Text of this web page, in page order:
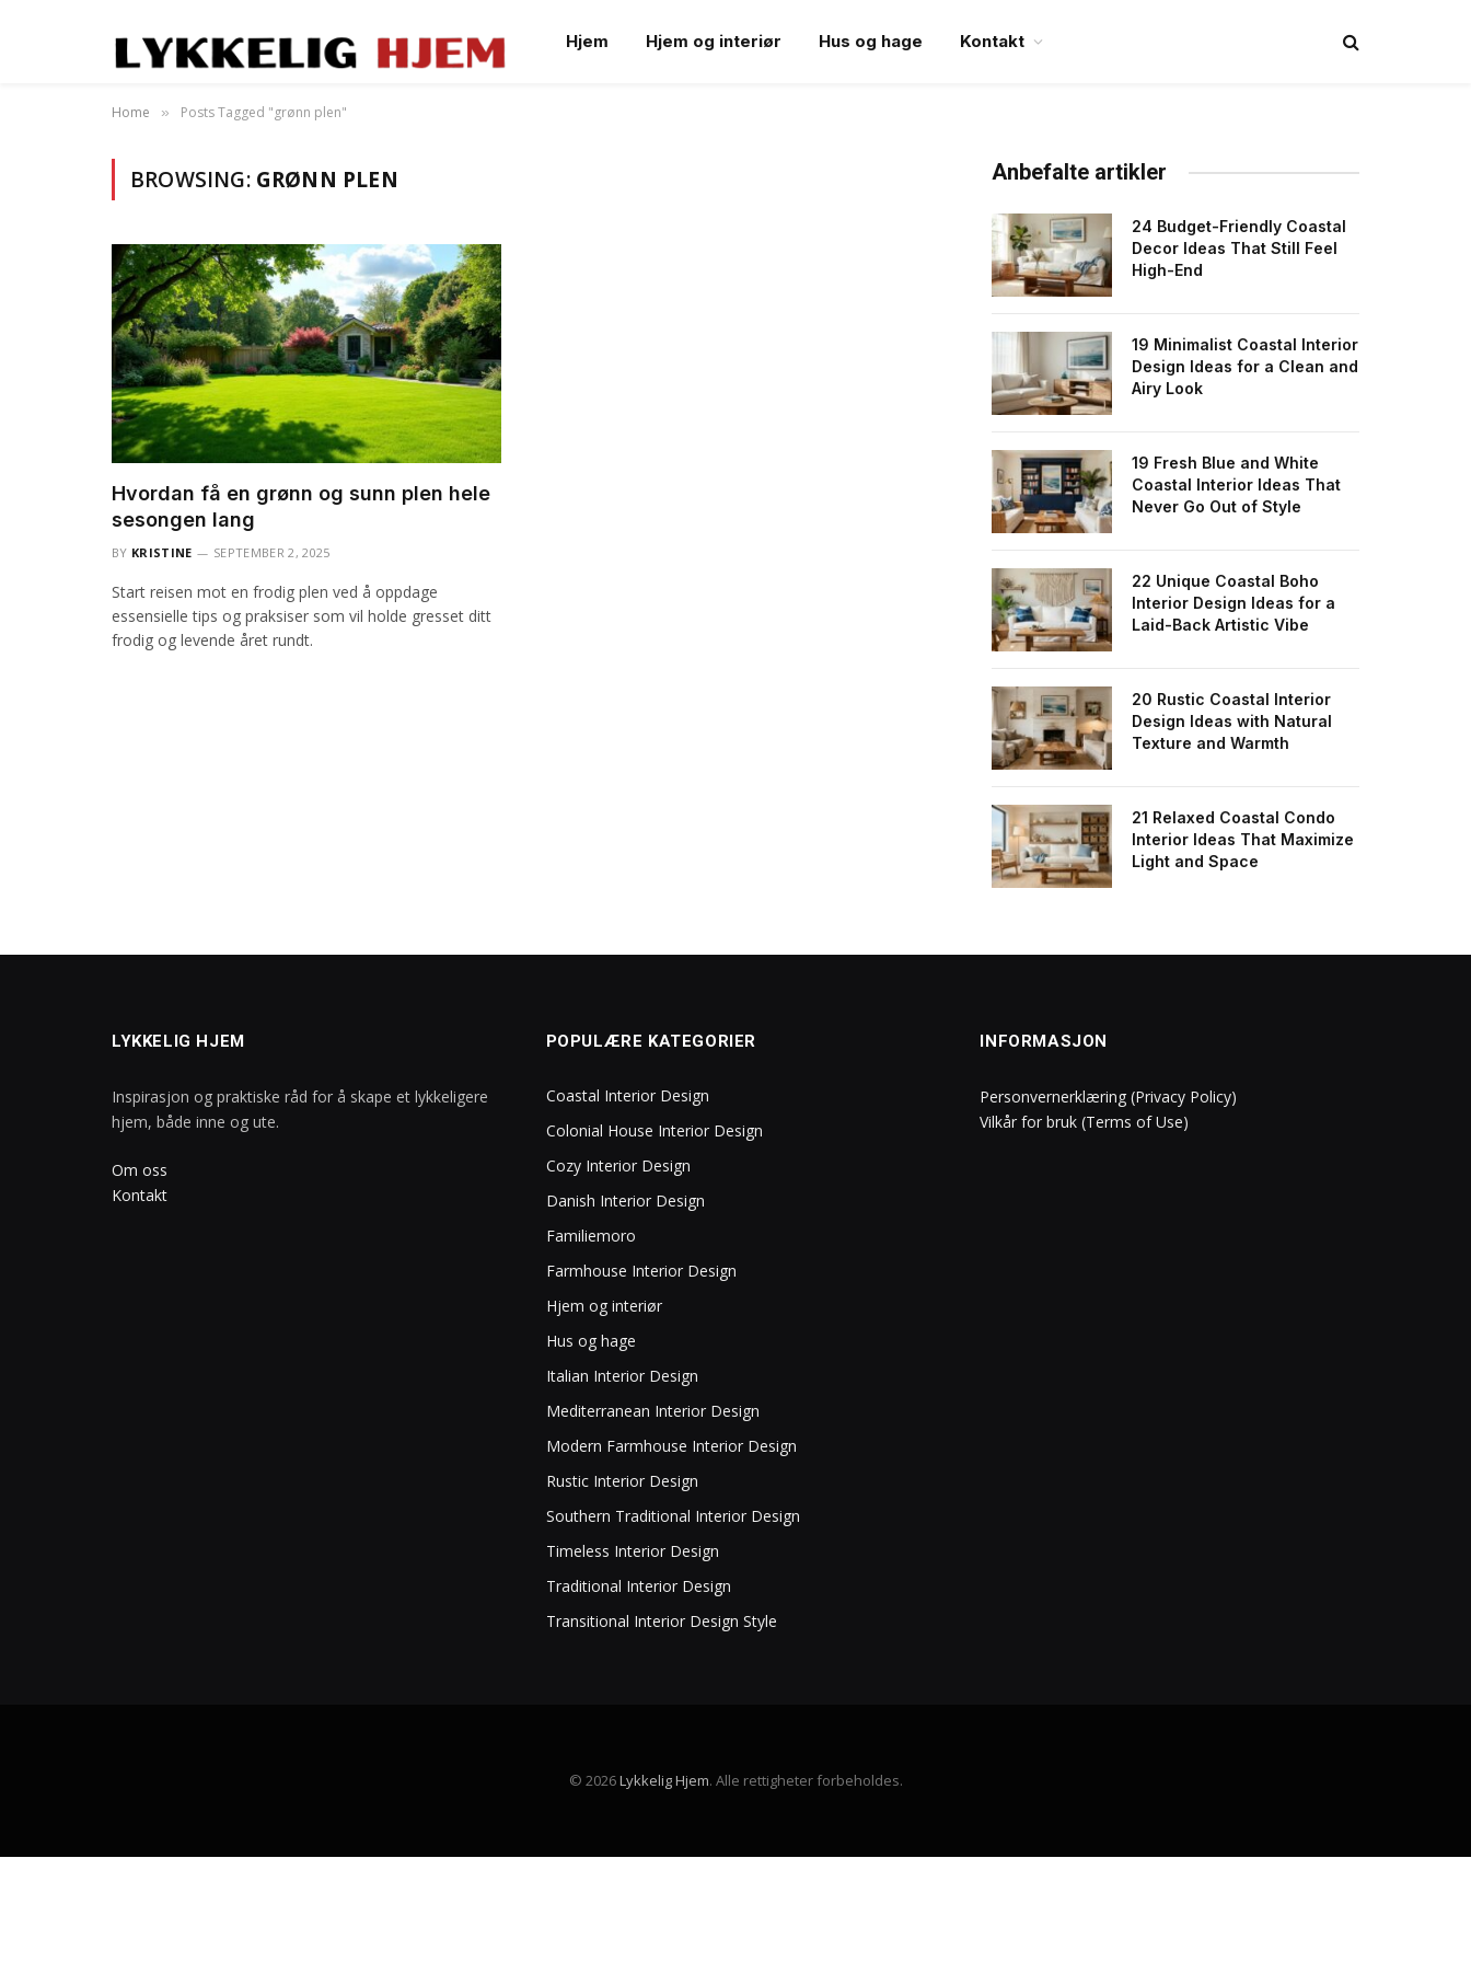
Hjem Hjem og interiør Hus og hage Kontakt
Home » Posts Tagged "grønn plen"
BROWSING: GRØNN PLEN
Hvordan få en grønn og sunn plen hele
sesongen lang
BY KRISTINE SEPTEMBER 2, 2025
Start reisen mot en frodig plen ved å oppdage
essensielle tips og praksiser som vil holde gresset ditt
frodig og levende året rundt.
Anbefalte artikler
24 Budget-Friendly Coastal
Decor Ideas That Still Feel
High-End
19 Minimalist Coastal Interior
Design Ideas for a Clean and
Airy Look
19 Fresh Blue and White
Coastal Interior Ideas That
Never Go Out of Style
22 Unique Coastal Boho
Interior Design Ideas for a
Laid-Back Artistic Vibe
20 Rustic Coastal Interior
Design Ideas with Natural
Texture and Warmth
21 Relaxed Coastal Condo
Interior Ideas That Maximize
Light and Space
LYKKELIG HJEM
Inspirasjon og praktiske råd for å skape et lykkeligere
hjem, både inne og ute.
Om oss
Kontakt
POPULÆRE KATEGORIER
Coastal Interior Design
Colonial House Interior Design
Cozy Interior Design
Danish Interior Design
Familiemoro
Farmhouse Interior Design
Hjem og interiør
Hus og hage
Italian Interior Design
Mediterranean Interior Design
Modern Farmhouse Interior Design
Rustic Interior Design
Southern Traditional Interior Design
Timeless Interior Design
Traditional Interior Design
Transitional Interior Design Style
INFORMASJON
Personvernerklæring (Privacy Policy)
Vilkår for bruk (Terms of Use)
© 2026Lykkelig Hjem. Alle rettigheter forbeholdes.